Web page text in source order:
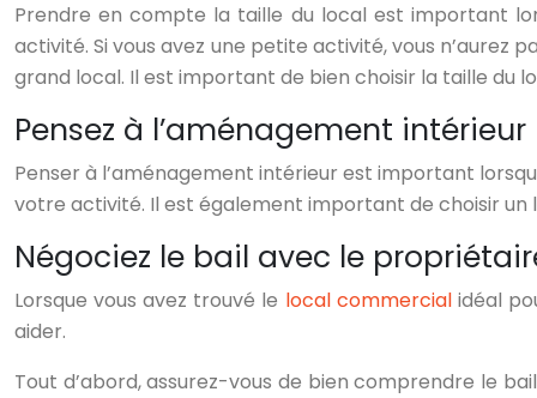
Prendre en compte la taille du local est important
activité. Si vous avez une petite activité, vous n’aurez
grand local. Il est important de bien choisir la taille du
Pensez à l’aménagement intérieur
Penser à l’aménagement intérieur est important
votre activité. Il est également important de choisir
Négociez le bail avec le
Lorsque vous avez trouvé le local commercialidéal
aider.
Tout d’abord, assurez-vous de bien comprendre le